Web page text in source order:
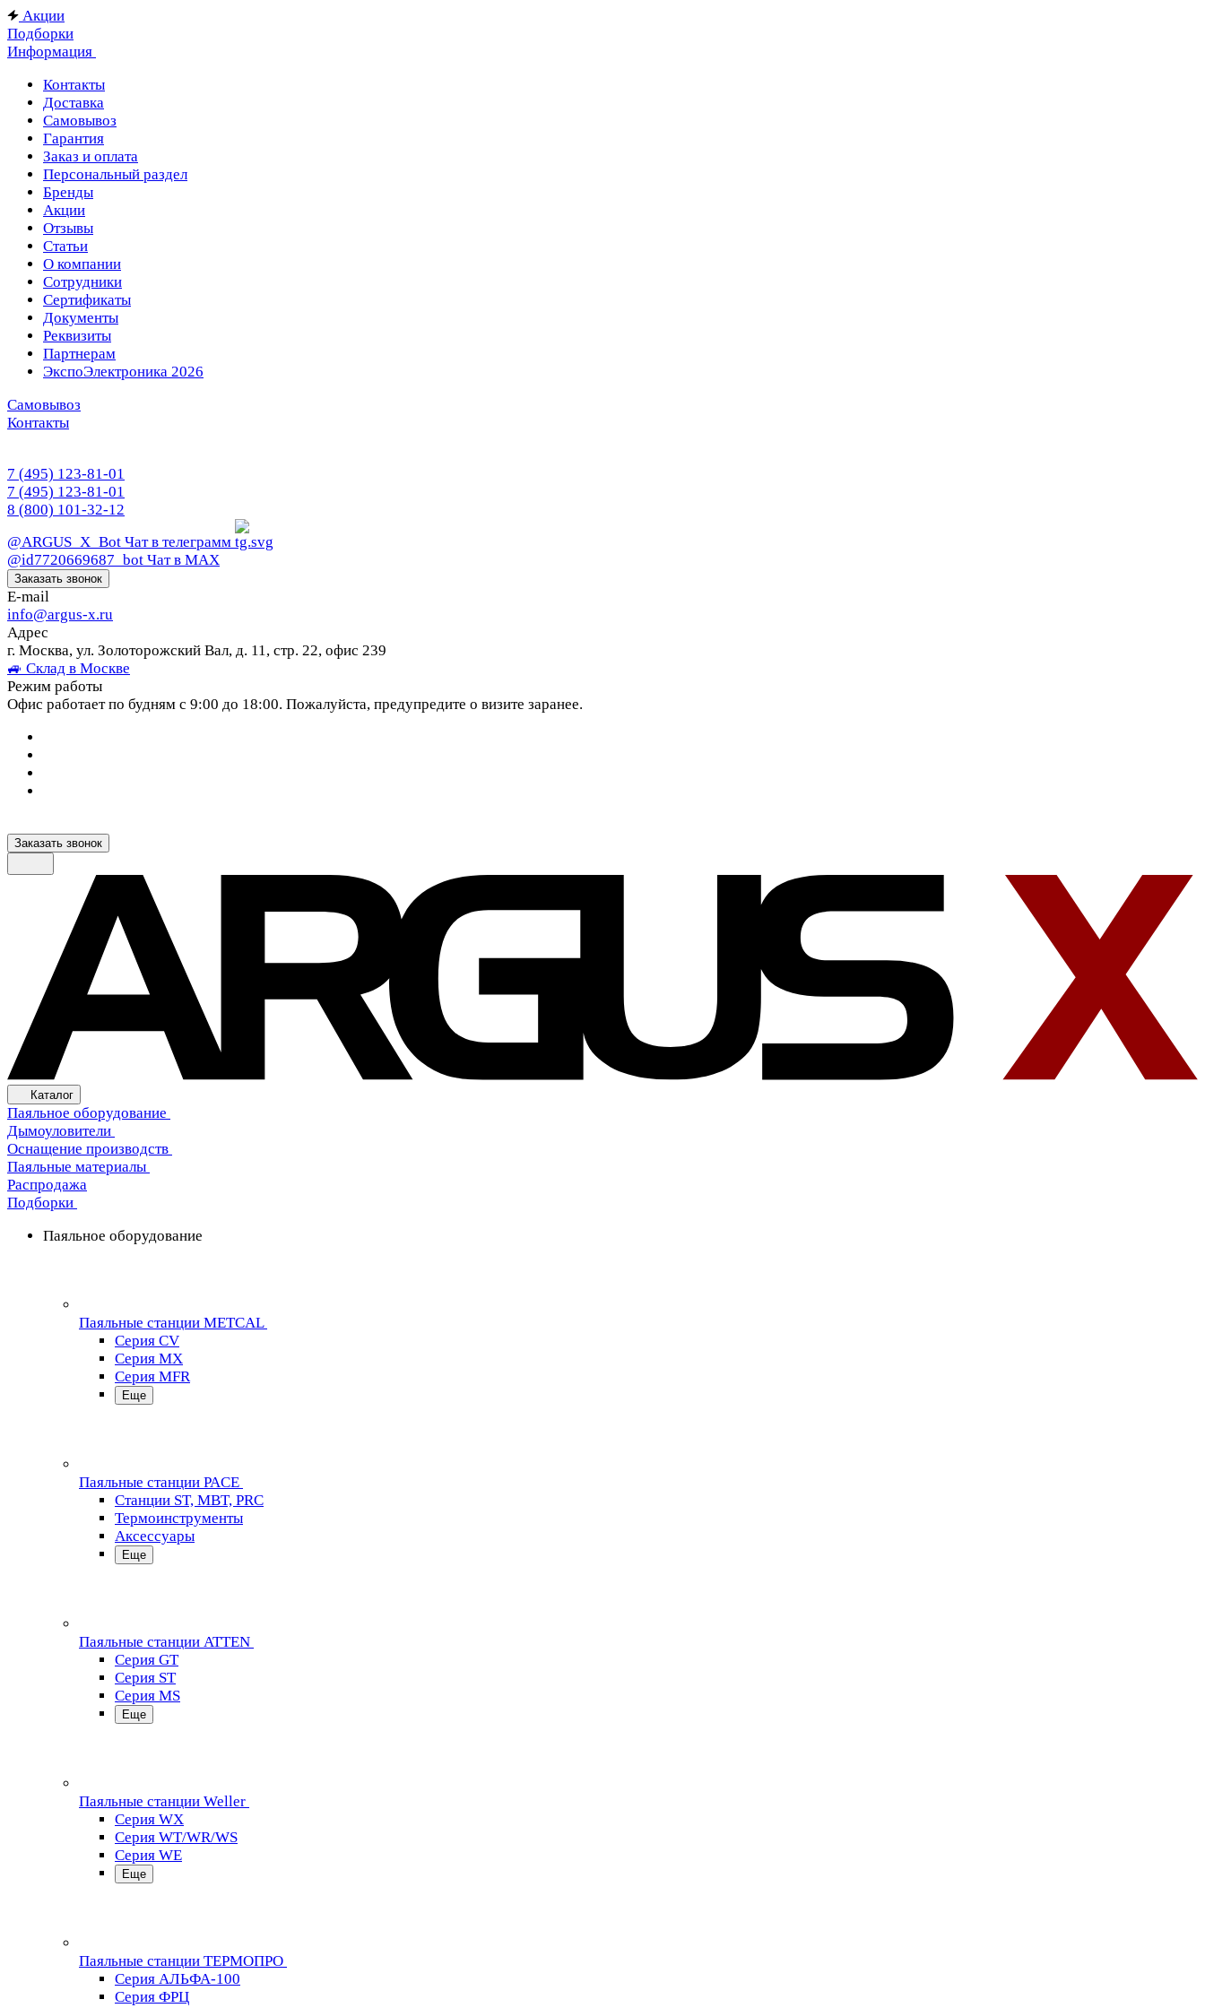
Акции
Подборки
Информация
Контакты
Доставка
Самовывоз
Гарантия
Заказ и оплата
Персональный раздел
Бренды
Акции
Отзывы
Статьи
О компании
Сотрудники
Сертификаты
Документы
Реквизиты
Партнерам
ЭкспоЭлектроника 2026
Самовывоз
Контакты
7 (495) 123-81-01
7 (495) 123-81-01
8 (800) 101-32-12
@ARGUS_X_Bot Чат в телеграмм
@id7720669687_bot Чат в МАХ
Заказать звонок
E-mail
info@argus-x.ru
Адрес
г. Москва, ул. Золоторожский Вал, д. 11, стр. 22, офис 239
🚙 Склад в Москве
Режим работы
Офис работает по будням с 9:00 до 18:00. Пожалуйста, предупредите о визите заранее.
Заказать звонок
Каталог
Паяльное оборудование
Дымоуловители
Оснащение производств
Паяльные материалы
Распродажа
Подборки
Паяльное оборудование
Паяльные станции METCAL
Серия CV
Серия MX
Серия MFR
Еще
Паяльные станции PACE
Станции ST, MBT, PRC
Термоинструменты
Аксессуары
Еще
Паяльные станции ATTEN
Серия GT
Серия ST
Серия MS
Еще
Паяльные станции Weller
Серия WX
Серия WT/WR/WS
Серия WE
Еще
Паяльные станции ТЕРМОПРО
Серия АЛЬФА-100
Серия ФРЦ